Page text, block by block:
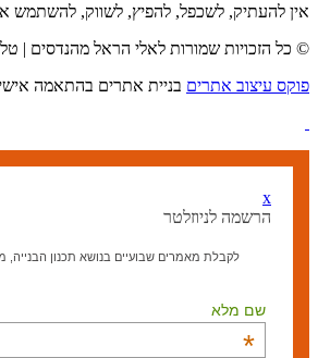
אין להעתיק, לשכפל, להפיץ, לשווק,
© כל הזכויות שמורות לאלי הראל מהנדסים | טל' 054-2826760
פוקס עיצוב אתרים בניית אתרים בהתאמה
x
הרשמה לניוזלטר
לקבלת מאמרים שבועיים בנושא תכנון הבנייה,
שם מלא
*